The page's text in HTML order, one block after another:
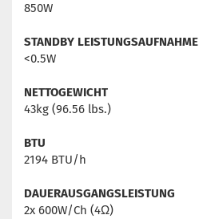
850W
STANDBY LEISTUNGSAUFNAHME
<0.5W
NETTOGEWICHT
43kg (96.56 lbs.)
BTU
2194 BTU/h
DAUERAUSGANGSLEISTUNG
2x 600W/Ch (4Ω)